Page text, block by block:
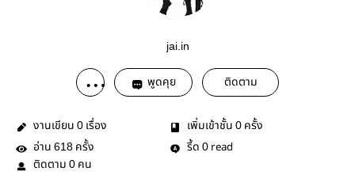
jai.in
พูดคุย ติดตาม
งานเขียน 0 เรื่อง เพิ่มเข้าชั้น 0 ครั้ง
อ่าน 618 ครั้ง รี้ด 0 read
ติดตาม 0 คน